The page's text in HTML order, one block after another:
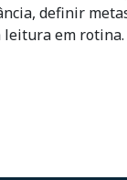
definir
em rotina.